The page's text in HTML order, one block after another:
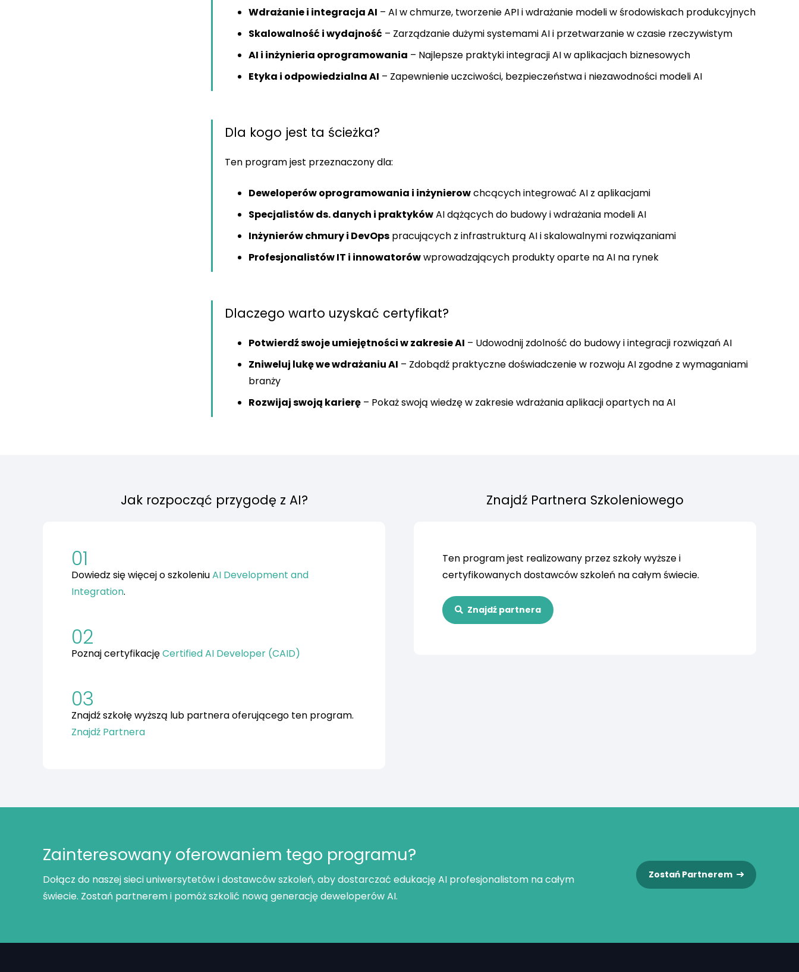
Wdrażanie i integracja AI – AI w chmurze, tworzenie API i wdrażanie modeli w środowiskach produkcyjnych
Skalowalność i wydajność – Zarządzanie dużymi systemami AI i przetwarzanie w czasie rzeczywistym
AI i inżynieria oprogramowania – Najlepsze praktyki integracji AI w aplikacjach biznesowych
Etyka i odpowiedzialna AI – Zapewnienie uczciwości, bezpieczeństwa i niezawodności modeli AI
Dla kogo jest ta ścieżka?
Ten program jest przeznaczony dla:
Deweloperów oprogramowania i inżynierowchcących integrować AI z aplikacjami
Specjalistów ds. danych i praktykówAI dążących do budowy i wdrażania modeli AI
Inżynierów chmury i DevOps pracujących z infrastrukturą AI i skalowalnymi rozwiązaniami
Profesjonalistów IT i innowatorówwprowadzających produkty oparte na AI na rynek
Dlaczego warto uzyskać certyfikat?
Potwierdź swoje umiejętności w zakresie AI – Udowodnij zdolność do budowy i integracji rozwiązań AI
Zniweluj lukę we wdrażaniu AI – Zdobądź praktyczne doświadczenie w rozwoju AI zgodne z wymaganiami
branży
Rozwijaj swoją karierę – Pokaż swoją wiedzę w zakresie wdrażania aplikacji opartych na AI
Jak rozpocząć przygodę z AI?
01
Dowiedz się więcej o szkoleniuAI Development and
Integration.
02
Poznaj certyfikacjęCertified AI Developer (CAID)
03
Znajdź szkołę wyższą lub partnera oferującego ten program.
Znajdź Partnera
Znajdź Partnera Szkoleniowego
Ten program jest realizowany przez szkoły wyższe i
certyfikowanych dostawców szkoleń na całym świecie.
Znajdź partnera
Zainteresowany oferowaniem tego programu?
Dołącz do naszej sieci uniwersytetów i dostawców szkoleń, aby dostarczać edukację AI profesjonalistom na całym
świecie. Zostań partnerem i pomóż szkolić nową generację deweloperów AI.
Zostań Partnerem